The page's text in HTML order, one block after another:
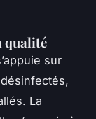
qualité
sur
La